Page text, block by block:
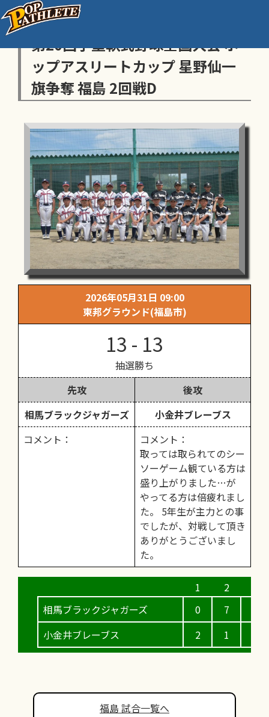
センス・トラストトーナメント
第20回学童軟式野球全国大会 ポ
ップアスリートカップ 星野仙一
旗争奪 福島 2回戦D
2026年05月31日 09:00
東邦グラウンド(福島市)
13 - 13
抽選勝ち
先攻
後攻
相馬ブラックジャガーズ
小金井ブレーブス
コメント：
コメント：
取っては取られてのシー
ソーゲーム観ている方は
盛り上がりました…が
やってる方は倍疲れまし
た。 5年生が主力との事
でしたが、対戦して頂き
ありがとうございまし
た。
相馬ブラックジャガーズ
小金井ブレーブス
0
2
7
1
福島 試合一覧へ